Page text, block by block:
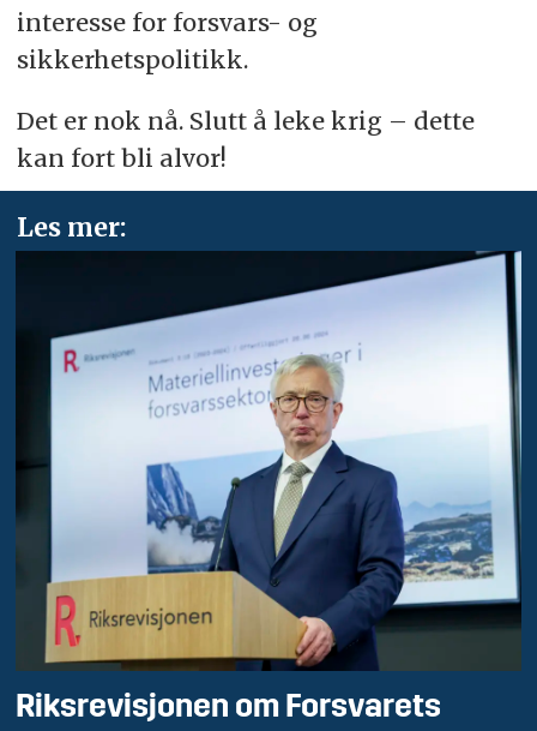
interesse for forsvars- og
sikkerhetspolitikk.
Det er nok nå. Slutt å leke krig – dette
kan fort bli alvor!
Les mer:
Riksrevisjonen om Forsvarets